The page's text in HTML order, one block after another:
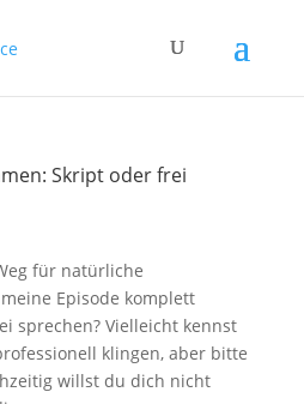
Skript oder frei
für natürliche
Episode komplett
sprechen? Vielleicht kennst
klingen, aber bitte
willst du dich nicht